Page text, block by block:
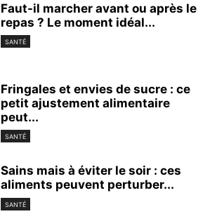
Faut-il marcher avant ou après le
repas ? Le moment idéal...
SANTÉ
Fringales et envies de sucre : ce
petit ajustement alimentaire
peut...
SANTÉ
Sains mais à éviter le soir : ces
aliments peuvent perturber...
SANTÉ